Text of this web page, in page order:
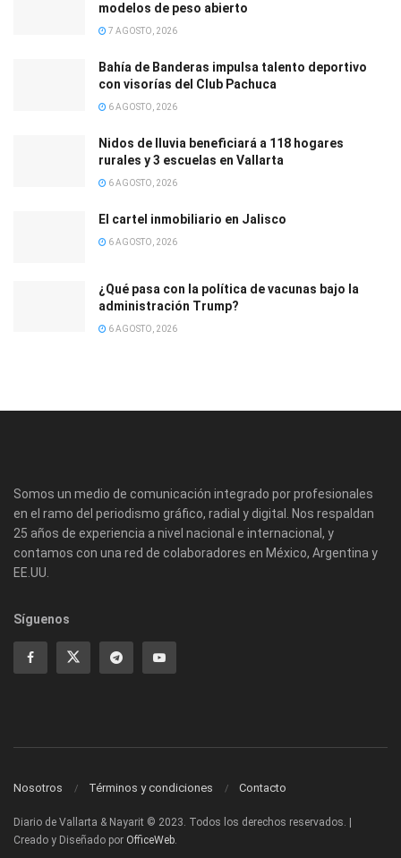
modelos de peso abierto
7 AGOSTO, 2026
Bahía de Banderas impulsa talento deportivo
con visorías del Club Pachuca
6 AGOSTO, 2026
Nidos de lluvia beneficiará a 118 hogares
rurales y 3 escuelas en Vallarta
6 AGOSTO, 2026
El cartel inmobiliario en Jalisco
6 AGOSTO, 2026
¿Qué pasa con la política de vacunas bajo la
administración Trump?
6 AGOSTO, 2026
Somos un medio de comunicación integrado por profesionales
en el ramo del periodismo gráfico, radial y digital. Nos respaldan
25 años de experiencia a nivel nacional e internacional, y
contamos con una red de colaboradores en México, Argentina y
EE.UU.
Síguenos
Nosotros Términos y condiciones Contacto
Diario de Vallarta & Nayarit © 2023. Todos los derechos reservados. |
Creado y Diseñado por OfficeWeb.